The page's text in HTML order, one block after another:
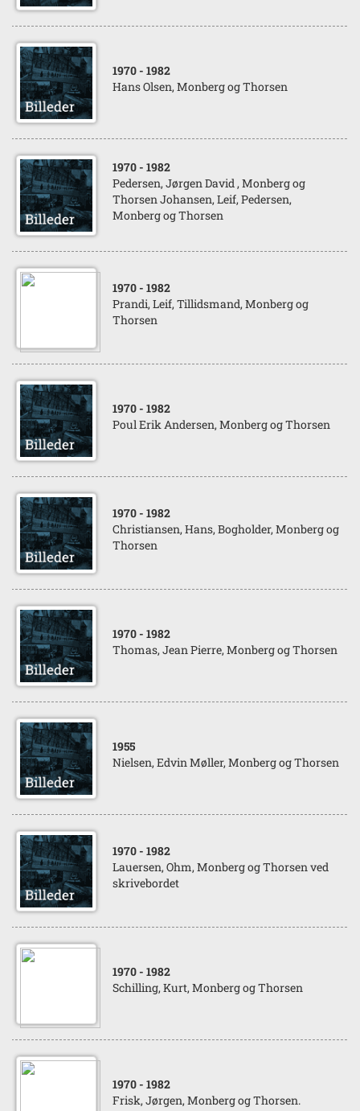
1970 - 1982
Hans Olsen, Monberg og Thorsen
1970 - 1982
Pedersen, Jørgen David , Monberg og
Thorsen Johansen, Leif, Pedersen,
Monberg og Thorsen
1970 - 1982
Prandi, Leif, Tillidsmand, Monberg og
Thorsen
1970 - 1982
Poul Erik Andersen, Monberg og Thorsen
1970 - 1982
Christiansen, Hans, Bogholder, Monberg og
Thorsen
1970 - 1982
Thomas, Jean Pierre, Monberg og Thorsen
1955
Nielsen, Edvin Møller, Monberg og Thorsen
1970 - 1982
Lauersen, Ohm, Monberg og Thorsen ved
skrivebordet
1970 - 1982
Schilling, Kurt, Monberg og Thorsen
1970 - 1982
Frisk, Jørgen, Monberg og Thorsen.